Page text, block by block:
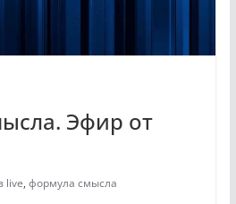
Эфир от
live, формула смысла